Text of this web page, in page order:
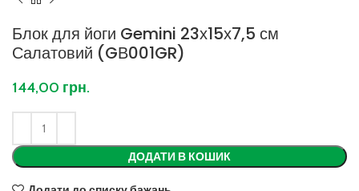
Блок для йоги Gemini 23х15х7,5 см
Салатовий (GВ001GR)
144,00 грн.
ДОДАТИ В КОШИК